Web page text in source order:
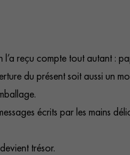
reçu compte tout autant :
du présent soit aussi un
écrits par les mains
trésor.